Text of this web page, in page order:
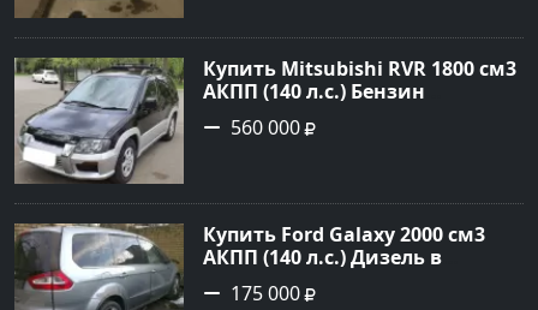
Купить Mitsubishi RVR 1800 см3
АКПП (140 л.с.) Бензин
инжектор в Троицкая : цвет
Черный Минивэн 1998 года по
Авторынок23
560 000
Купить Ford Galaxy 2000 см3
АКПП (140 л.с.) Дизель в
Новороссийск: цвет серый
металик Минивэн 2008 года по
175 000